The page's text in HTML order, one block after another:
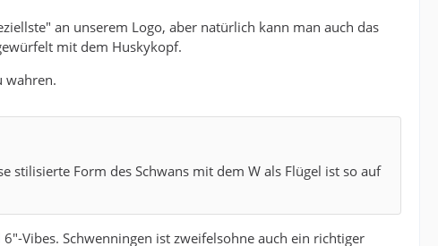
an unserem Logo, aber natürlich kann man auch das
mit dem Huskykopf.
wahren.
stilisierte Form des Schwans mit dem W als Flügel ist so auf
Vibes. Schwenningen ist zweifelsohne auch ein richtiger